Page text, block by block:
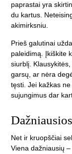
paprastai yra
du kartus.
akimirksniu.
Prieš galutinai
paleidimą. Įkiškite
siurblį.
garsų, ar nėra
tęsti. Jei kažkas
sujungimus dar
Net ir kruopščiai
Viena dažniausių